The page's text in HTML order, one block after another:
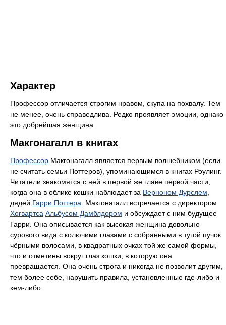
Характер
Профессор отличается строгим нравом, скупа на похвалу. Тем
не менее, очень справедлива. Редко проявляет эмоции, однако
это добрейшая женщина.
Макгонагалл в книгах
Профессор Макгонагалл является первым волшебником (если
не считать семьи Поттеров), упоминающимся в книгах Роулинг.
Читатели знакомятся с ней в первой же главе первой части,
когда она в облике кошки наблюдает за Верноном Дурслем
дядей Гарри Поттера . Макгонагалл встречается с директором
Хогвартса Альбусом Дамблдором и обсуждает с ним будущее
Гарри. Она описывается как высокая женщина довольно
сурового вида с колючими глазами с собранными в тугой пучок
чёрными волосами, в квадратных очках той же самой формы,
что и отметины вокруг глаз кошки, в которую она
превращается. Она очень строга и никогда не позволит другим,
тем более себе, нарушить правила, установленные где-либо и
кем-либо.